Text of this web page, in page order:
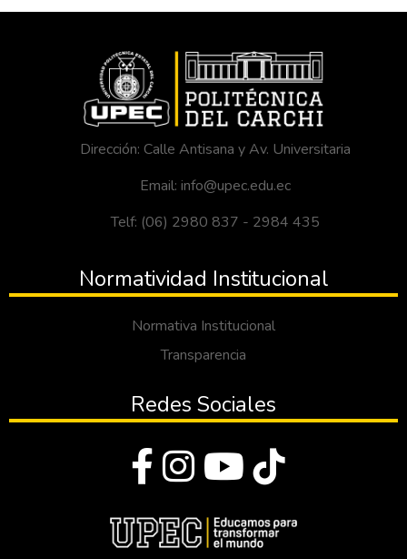
Dirección: Calle Antisana y Av. Universitaria
Email: info@upec.edu.ec
Telf: (06) 2980 837 - 2984 435
Normatividad Institucional
Normativa Institucional
Transparencia
Redes Sociales